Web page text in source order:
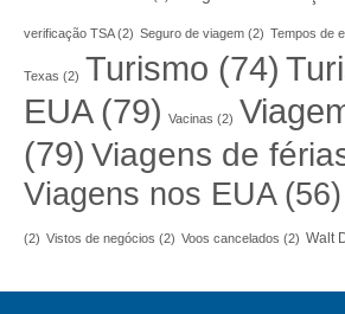
verificação TSA(2) Seguro de viagem (2) Tempos de
Texas (2) Turismo (74)
EUA(79) Vacinas (2)
(79) Viagens de
Viagens nos EUA(56)
(2) Vistos de negócios (2) Voos cancelados (2) Walt